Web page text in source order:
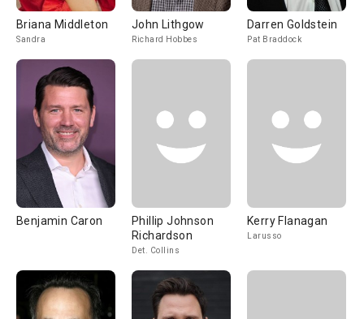
Briana Middleton
Sandra
John Lithgow
Richard Hobbes
Darren Goldstein
Pat Braddock
Benjamin Caron
Phillip Johnson
Richardson
Det. Collins
Kerry Flanagan
Larusso